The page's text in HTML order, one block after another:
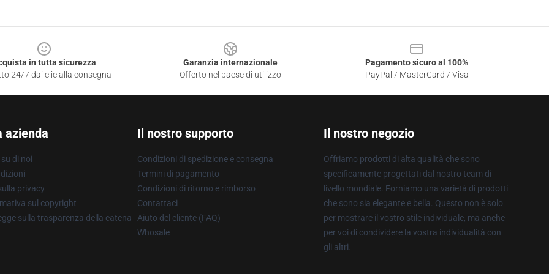
in tutta sicurezza
24/7 dai clic alla consegna
Garanzia internazionale
Offerto nel paese di utilizzo
Pagamento sicuro al 100%
PayPal / MasterCard / Visa
azienda
di noi
privacy
sul copyright
sulla trasparenza della catena
Il nostro supporto
Condizioni di spedizione e consegna
Termini di pagamento
Condizioni di ritorno e rimborso
Contattaci
Aiuto del cliente (FAQ)
Whosale
Il nostro negozio
Offriamo prodotti di alta qualità che sono
specificamente progettati dal nostro team di
livello mondiale. Forniamo una varietà di prodotti
che sono sia elegante e bella. Questo non è solo
per mostrare il vostro stile individuale, ma anche
per voi di condividere la vostra individualità con
gli altri.